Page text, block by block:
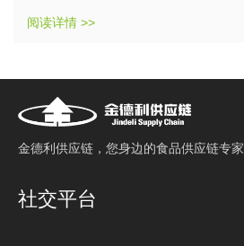
共建诚信企业”。
阅读详情 >>
⾦德利供应链，您⾝边的⻝品供应链专家
社交平台